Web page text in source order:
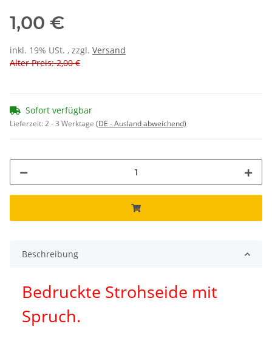
1,00 €
inkl. 19% USt. , zzgl. Versand
Alter Preis: 2,00 €
Sofort verfügbar
Lieferzeit:2 - 3 Werktage (DE - Ausland abweichend)
Beschreibung
Bedruckte Strohseide mit
Spruch.